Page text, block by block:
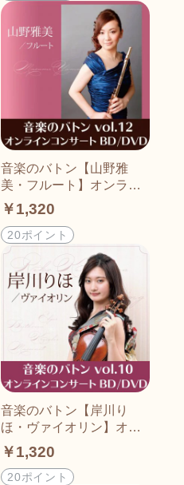
音楽のバトン【山野雅
美・フルート】オンライ
ンコンサートDVD/ブルー
レイ
￥1,320
20ポイント
音楽のバトン【岸川り
ほ・ヴァイオリン】オン
ラインコンサートDVD/ブ
ルーレイ
￥1,320
20ポイント